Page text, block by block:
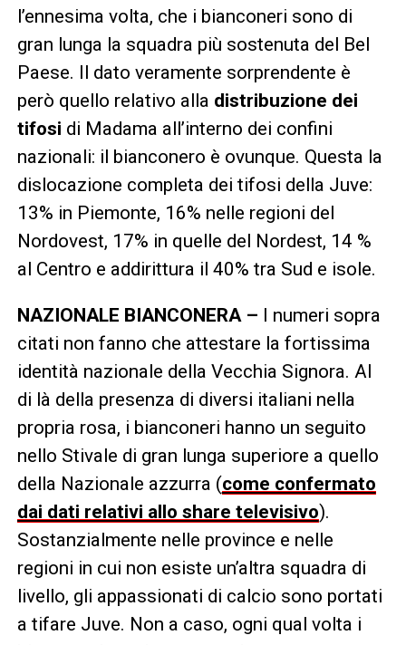
l’ennesima volta, che i bianconeri sono di
gran lunga la squadra più sostenuta del Bel
Paese. Il dato veramente sorprendente è
però quello relativo alla distribuzione dei
tifosi di Madama all’interno dei confini
nazionali: il bianconero è ovunque. Questa la
dislocazione completa dei tifosi della Juve:
13% in Piemonte, 16% nelle regioni del
Nordovest, 17% in quelle del Nordest, 14 %
al Centro e addirittura il 40% tra Sud e isole.
NAZIONALE BIANCONERA – I numeri sopra
citati non fanno che attestare la fortissima
identità nazionale della Vecchia Signora. Al
di là della presenza di diversi italiani nella
propria rosa, i bianconeri hanno un seguito
nello Stivale di gran lunga superiore a quello
della Nazionale azzurra (come confermato
dai dati relativi allo share televisivo).
Sostanzialmente nelle province e nelle
regioni in cui non esiste un’altra squadra di
livello, gli appassionati di calcio sono portati
a tifare Juve. Non a caso, ogni qual volta i